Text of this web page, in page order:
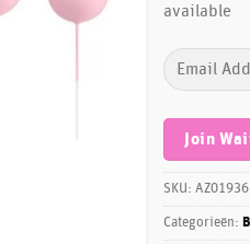
available
Enter
your
address
to
join
the
waitlist
Join
SKU: AZ01936
Categorieën: